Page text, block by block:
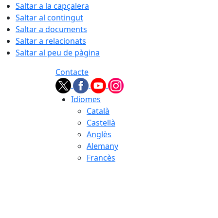
Saltar a la capçalera
Saltar al contingut
Saltar a documents
Saltar a relacionats
Saltar al peu de pàgina
Contacte
Idiomes
Català
Castellà
Anglès
Alemany
Francès